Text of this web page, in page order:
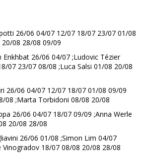
26/06 04/07 12/07 18/07 23/07 01/08
20/08 28/08 09/09
Enkhbat 26/06 04/07 ;Ludovic Tézier
07 23/07 08/08 ;Luca Salsi 01/08 20/08
26/06 04/07 12/07 18/07 01/08 09/09
08 ;Marta Torbidoni 08/08 20/08
26/06 04/07 18/07 09/09 ;Anna Werle
20/08 28/08
26/06 01/08 ;Simon Lim 04/07
Vinogradov 18/07 08/08 20/08 28/08